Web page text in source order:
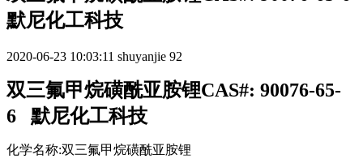
默尼化工科技
2020-06-23 10:03:11 shuyanjie 92
双三氟甲烷磺酰亚胺锂CAS#: 90076-65-
6 默尼化工科技
化学名称:双三氟甲烷磺酰亚胺锂